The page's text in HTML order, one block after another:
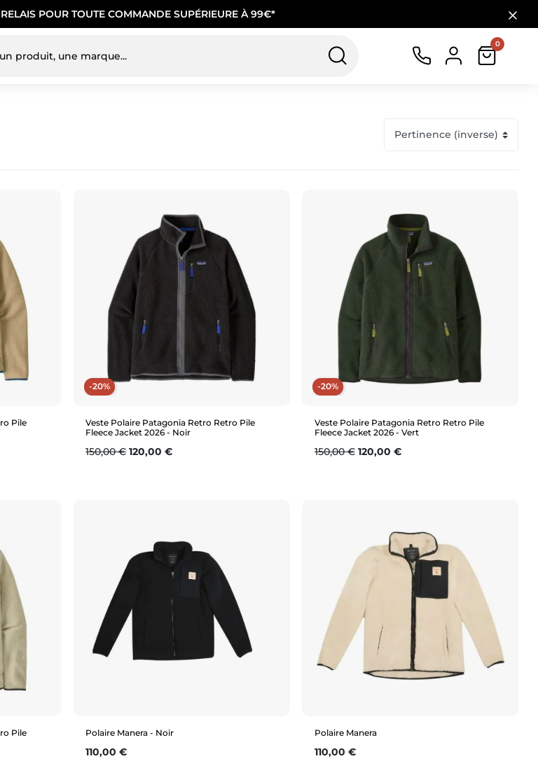
POUR TOUTE COMMANDE SUPÉRIEURE À 99€*
0
Pile
-20%
Veste Polaire Patagonia Retro Retro Pile
Fleece Jacket 2026 - Noir
Prix de base
150,00 € Prix
120,00 €
-20%
Veste Polaire Patagonia Retro Retro Pile
Fleece Jacket 2026 - Vert
Prix de base
150,00 € Prix
120,00 €
Pile
Polaire Manera - Noir
Prix
110,00 €
Polaire Manera
Prix
110,00 €